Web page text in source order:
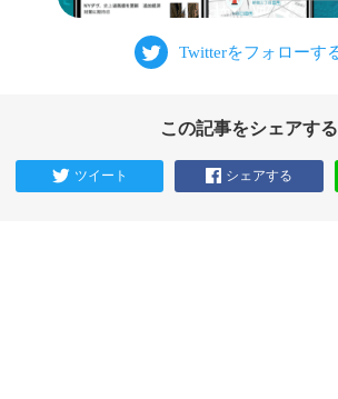
この記事をシェアする
ツイート シェアする